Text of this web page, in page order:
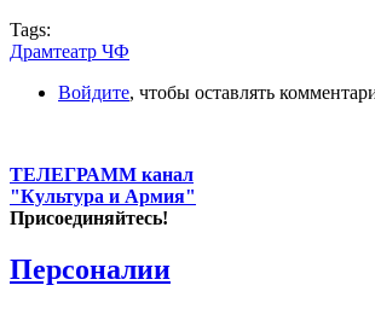
Tags:
Драмтеатр ЧФ
Войдите, чтобы оставлять
ТЕЛЕГРАММ канал
"Культура и Армия"
Присоединяйтесь!
Персоналии